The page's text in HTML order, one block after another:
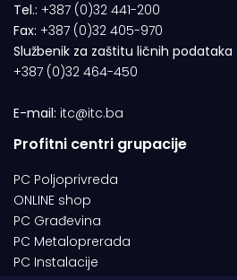
Tel.: +387 (0)32 441-200
Fax: +387 (0)32 405-970
Službenik za zaštitu ličnih podataka
+387 (0)32 464-450
E-mail: itc@itc.ba
Profitni centri grupacije
PC Poljoprivreda
ONLINE shop
PC Građevina
PC Metaloprerada
PC Instalacije